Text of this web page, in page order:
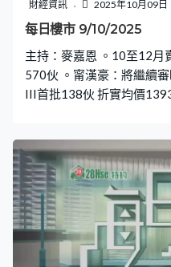
財經資訊 2025年10月09日
每日樓市 9/10/2025
主持：麥嘉恩 。10至12月
570伙 。甯漢豪：將繼續
III首批138伙 折實均價